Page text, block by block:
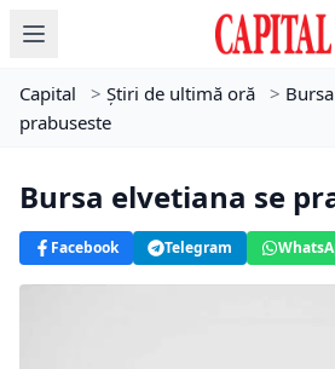
Capital > Știri de ultimă oră >
prabuseste
Bursa elvetiana se
Facebook Telegram